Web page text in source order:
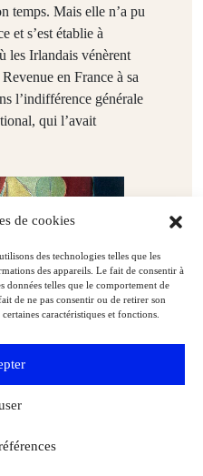
de cookies
des technologies telles que les
des appareils. Le fait de consentir à
données telles que le comportement de
de ne pas consentir ou de retirer son
caractéristiques et fonctions.
temps. Mais elle n’a pu
et s’est établie à
les Irlandais vénèrent
en France à sa
l’indifférence générale
qui l’avait